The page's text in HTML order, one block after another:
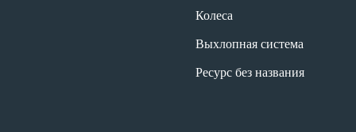
Колеса
Выхлопная система
Ресурс без названия